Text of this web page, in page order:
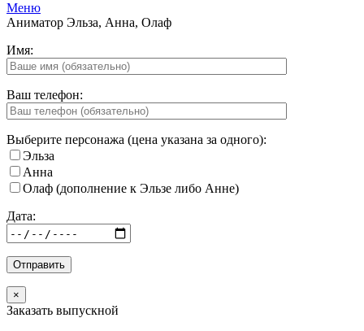
Меню
Аниматор Эльза, Анна, Олаф
Имя:
Ваш телефон:
Выберите персонажа (цена указана за одного):
Эльза
Анна
Олаф (дополнение к Эльзе либо Анне)
Дата:
×
Заказать выпускной